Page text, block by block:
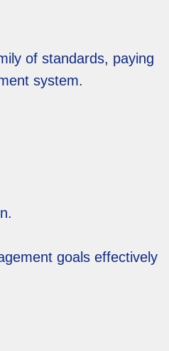
of standards, paying
system.
goals effectively